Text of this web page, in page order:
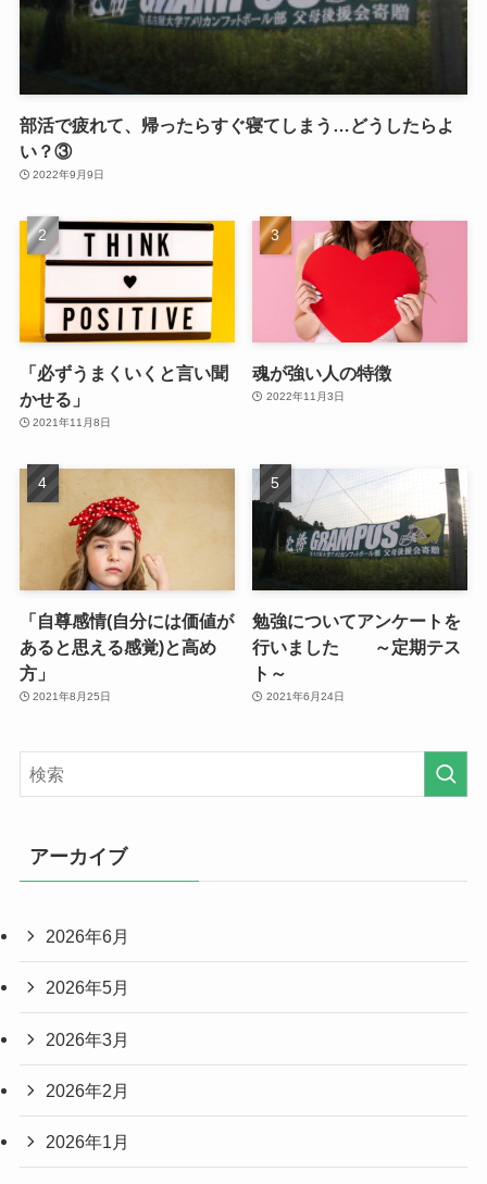
部活で疲れて、帰ったらすぐ寝てしまう…どうしたらよ
い？③
2022年9月9日
「必ずうまくいくと言い聞
かせる」
2021年11月8日
魂が強い人の特徴
2022年11月3日
「自尊感情(自分には価値が
あると思える感覚)と高め
方」
2021年8月25日
勉強についてアンケートを
行いました ～定期テス
ト～
2021年6月24日
アーカイブ
2026年6月
2026年5月
2026年3月
2026年2月
2026年1月